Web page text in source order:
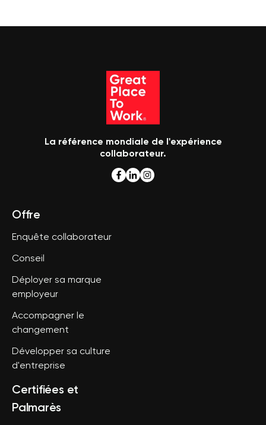
La référence mondiale de l'expérience
collaborateur.
Offre
Enquête collaborateur
Conseil
Déployer sa marque
employeur
Accompagner le
changement
Développer sa culture
d'entreprise
Certifiées et
Palmarès